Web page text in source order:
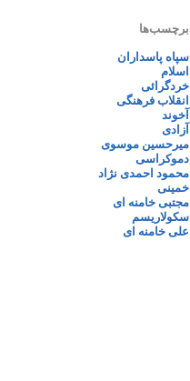
برچسب‌ها
سپاه پاسداران
اسلام
خردگرائی
انقلاب فرهنگی
آخوند
آزادی
میرحسین موسوی
دموکراسی
محمود احمدی نژاد
خمینی
مجتبی خامنه ای
سکولاریسم
علی خامنه ای